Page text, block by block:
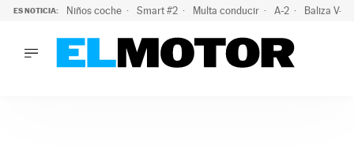
ES NOTICIA: Niños coche Smart #2 Multa conducir A-2 Baliza V-